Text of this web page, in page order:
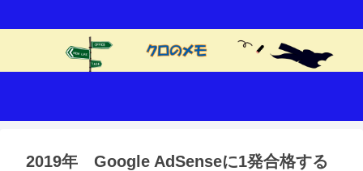
2019年 Google AdSenseに1発合格する